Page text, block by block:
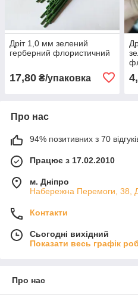
Дріт 1,0 мм зелений
герберний флористичний
17,80 ₴/упаковка
Про нас
94% позитивних з 70
Працює з 17.02.2010
м. Дніпро
Набережна Перемоги, 38,
Контакти
Сьогодні вихідний
Показати весь графік
Про нас